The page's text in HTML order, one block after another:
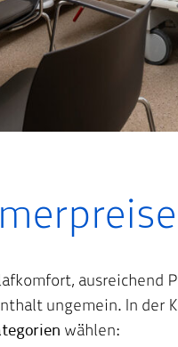
ausreichend
ungemein. In der
wählen: